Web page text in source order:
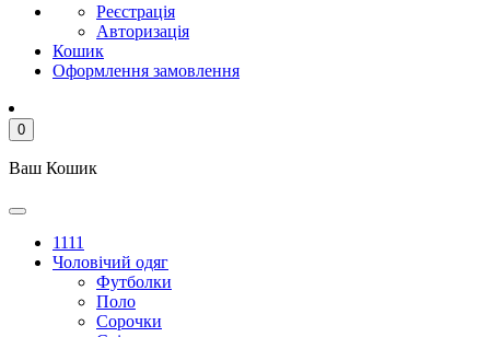
Реєстрація
Авторизація
Кошик
Оформлення замовлення
0
Ваш Кошик
1111
Чоловічий одяг
Футболки
Поло
Сорочки